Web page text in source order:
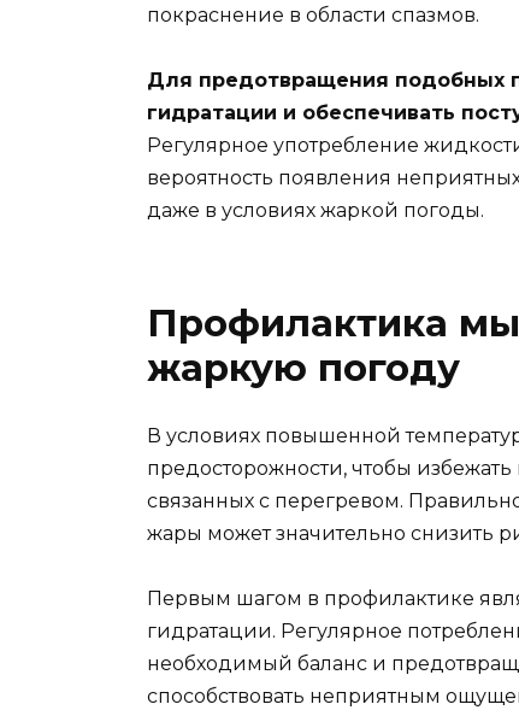
покраснение в области спазмов.
Для предотвращения подобных
гидратации и обеспечивать
Регулярное употребление
вероятность появления
даже в условиях жаркой погоды.
Профилактика
жаркую погоду
В условиях повышенной
предосторожности, чтобы
связанных с перегревом.
жары может значительно снизить
Первым шагом в профилактике
гидратации. Регулярное
необходимый баланс и
способствовать неприятным